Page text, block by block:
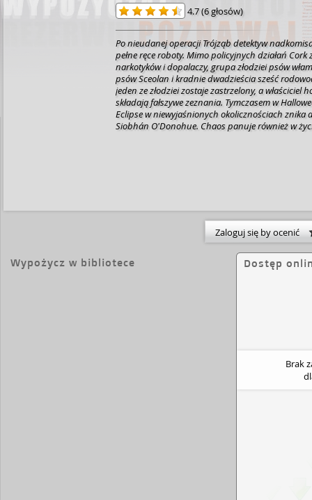
4.7(6 głosów)
Po nieudanej operacji Trójząb detektyw
pełne ręce roboty. Mimo policyjnych działań Cork
narkotyków i dopalaczy, grupa złodziei psów
psów Sceolan i kradnie dwadzieścia sześć
jeden ze złodziei zostaje zastrzelony, a właściciel
składają fałszywe zeznania. Tymczasem w
Eclipse w niewyjaśnionych okolicznościach znika
Siobhán O'Donohue. Chaos panuje również w
zespołu Katie dołącza przystojny psi detektyw
przewraca jej życie uczuciowe do góry nogami.
Zaloguj się by ocenić
Wypożycz w bibliotece Dostęp
Brak